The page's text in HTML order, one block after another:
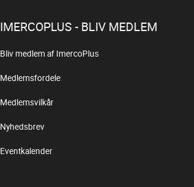
IMERCOPLUS - BLIV MEDLEM
Bliv medlem af ImercoPlus
Medlemsfordele
Medlemsvilkår
Nyhedsbrev
Eventkalender